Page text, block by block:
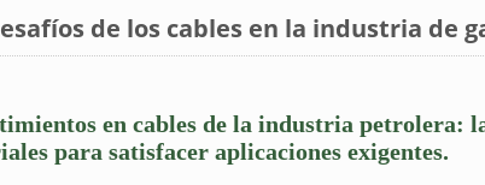
de los cables en la industria de
en cables de la industria
para satisfacer aplicaciones exigentes.